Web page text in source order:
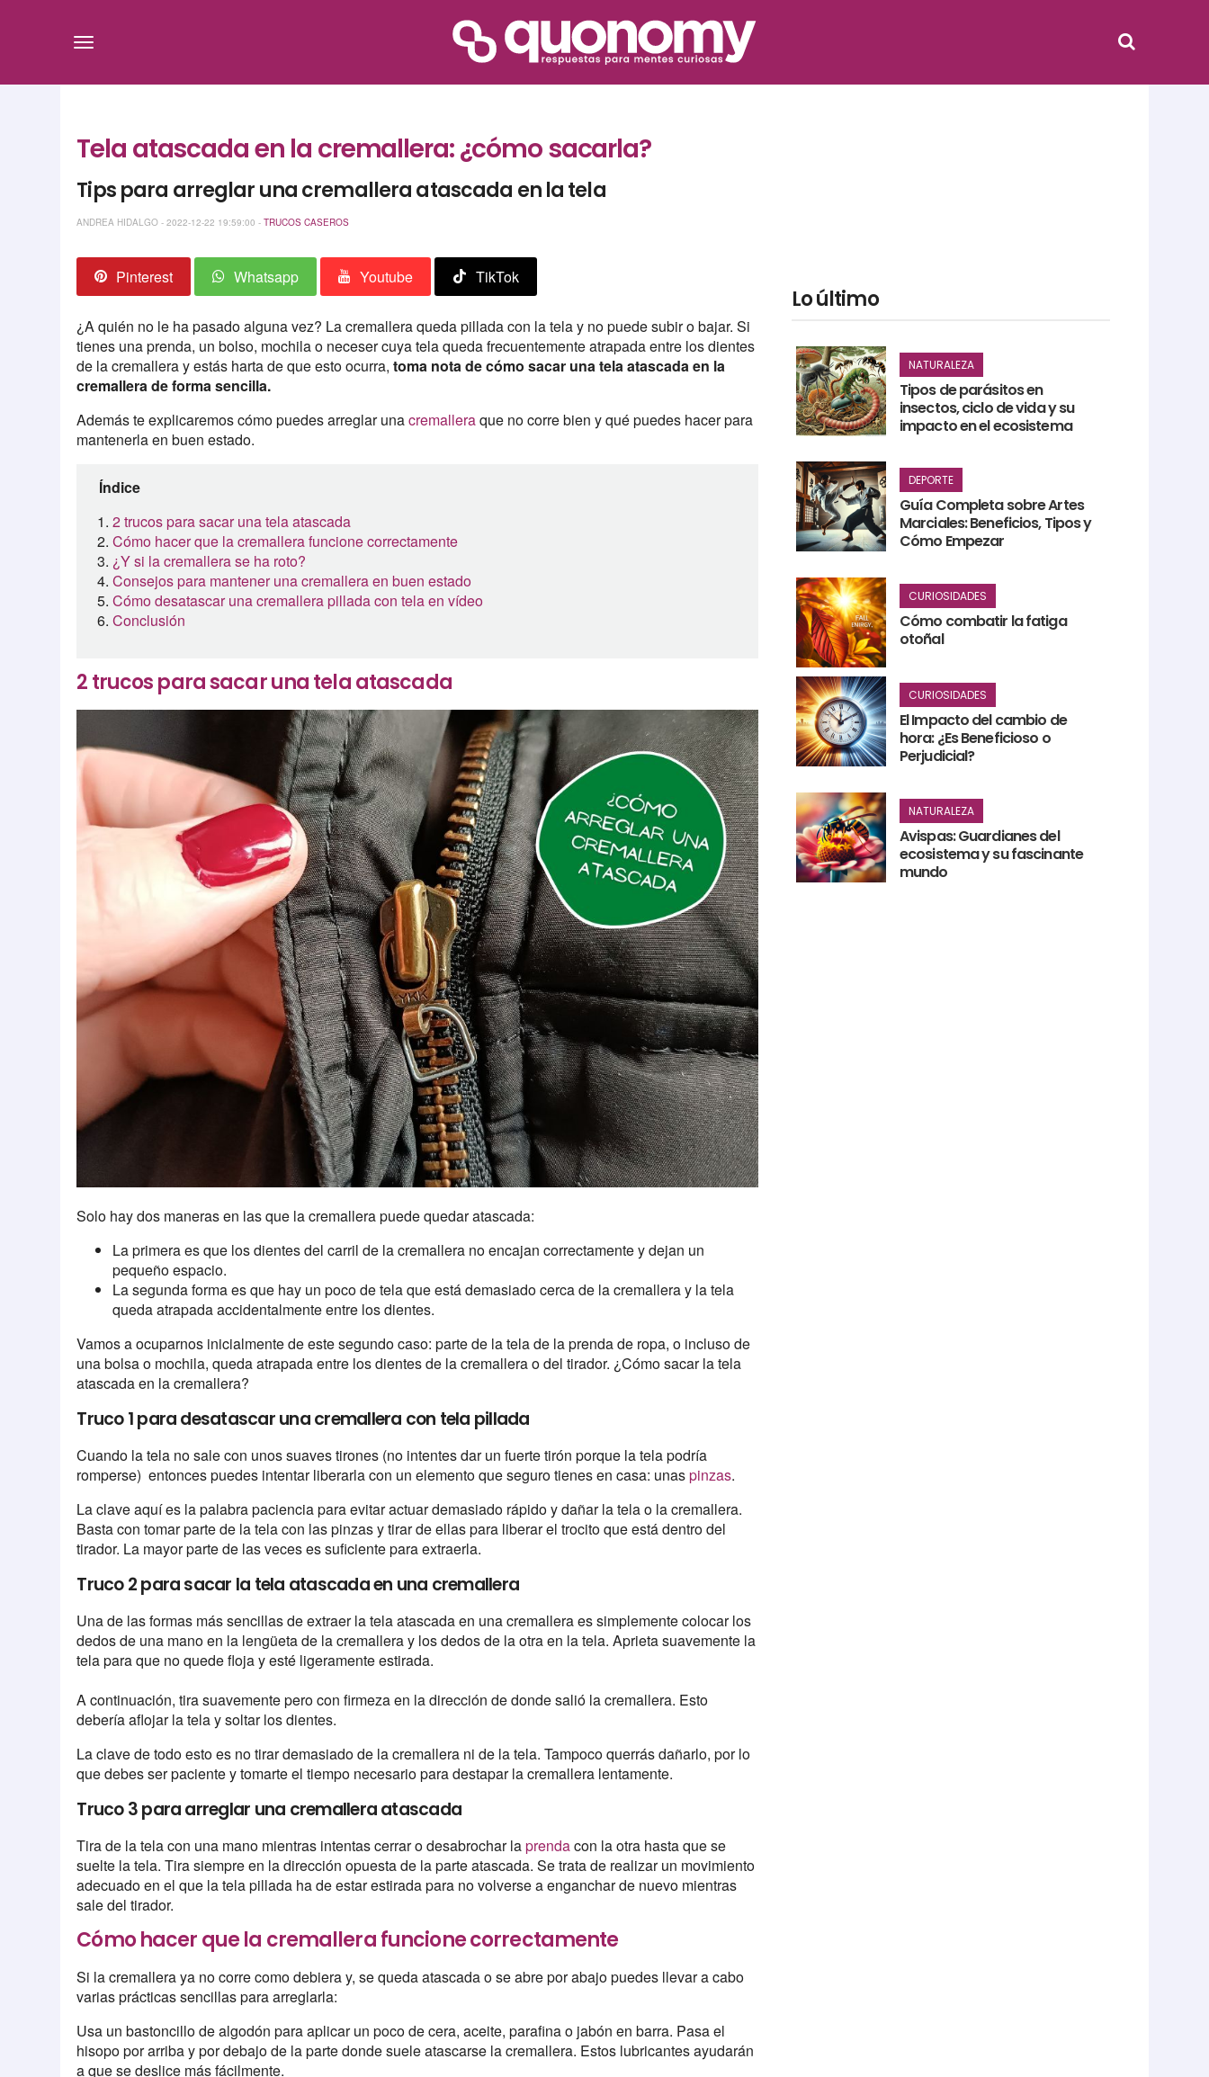
Tela atascada en la cremallera: ¿cómo sacarla?
Tips para arreglar una cremallera atascada en la tela
ANDREA HIDALGO - 2022-12-22 19:59:00 -TRUCOS CASEROS
Pinterest Whatsapp Youtube TikTok
¿A quién no le ha pasado alguna vez? La cremallera queda pillada con la tela y no puede subir o bajar. Si
tienes una prenda, un bolso, mochila o neceser cuya tela queda frecuentemente atrapada entre los dientes
de la cremallera y estás harta de que esto ocurra,toma nota de cómo sacar una tela atascada en la
cremallera de forma sencilla.
Además te explicaremos cómo puedes arreglar unacremalleraque no corre bien y qué puedes hacer para
mantenerla en buen estado.
Índice
2 trucos para sacar una tela atascada
Cómo hacer que la cremallera funcione correctamente
¿Y si la cremallera se ha roto?
Consejos para mantener una cremallera en buen estado
Cómo desatascar una cremallera pillada con tela en vídeo
Conclusión
2 trucos para sacar una tela atascada
Solo hay dos maneras en las que la cremallera puede quedar atascada:
La primera es que los dientes del carril de la cremallera no encajan correctamente y dejan un
pequeño espacio.
La segunda forma es que hay un poco de tela que está demasiado cerca de la cremallera y la tela
queda atrapada accidentalmente entre los dientes.
Vamos a ocuparnos inicialmente de este segundo caso: parte de la tela de la prenda de ropa, o incluso de
una bolsa o mochila, queda atrapada entre los dientes de la cremallera o del tirador. ¿Cómo sacar la tela
atascada en la cremallera?
Truco 1 para desatascar una cremallera con tela pillada
Cuando la tela no sale con unos suaves tirones (no intentes dar un fuerte tirón porque la tela podría
romperse) entonces puedes intentar liberarla con un elemento que seguro tienes en casa: unaspinzas.
La clave aquí es la palabra paciencia para evitar actuar demasiado rápido y dañar la tela o la cremallera.
Basta con tomar parte de la tela con las pinzas y tirar de ellas para liberar el trocito que está dentro del
tirador. La mayor parte de las veces es suficiente para extraerla.
Truco 2 para sacar la tela atascada en una cremallera
Una de las formas más sencillas de extraer la tela atascada en una cremallera es simplemente colocar los
dedos de una mano en la lengüeta de la cremallera y los dedos de la otra en la tela. Aprieta suavemente la
tela para que no quede floja y esté ligeramente estirada.
A continuación, tira suavemente pero con firmeza en la dirección de donde salió la cremallera. Esto
debería aflojar la tela y soltar los dientes.
La clave de todo esto es no tirar demasiado de la cremallera ni de la tela. Tampoco querrás dañarlo, por lo
que debes ser paciente y tomarte el tiempo necesario para destapar la cremallera lentamente.
Truco 3 para arreglar una cremallera atascada
Tira de la tela con una mano mientras intentas cerrar o desabrochar laprendacon la otra hasta que se
suelte la tela. Tira siempre en la dirección opuesta de la parte atascada. Se trata de realizar un movimiento
adecuado en el que la tela pillada ha de estar estirada para no volverse a enganchar de nuevo mientras
sale del tirador.
Cómo hacer que la cremallera funcione correctamente
Si la cremallera ya no corre como debiera y, se queda atascada o se abre por abajo puedes llevar a cabo
varias prácticas sencillas para arreglarla:
Usa un bastoncillo de algodón para aplicar un poco de cera, aceite, parafina o jabón en barra. Pasa el
hisopo por arriba y por debajo de la parte donde suele atascarse la cremallera. Estos lubricantes ayudarán
a que se deslice más fácilmente.
Lo último
NATURALEZA
Tipos de parásitos en
insectos, ciclo de vida y su
impacto en el ecosistema
DEPORTE
Guía Completa sobre Artes
Marciales: Beneficios, Tipos y
Cómo Empezar
CURIOSIDADES
Cómo combatir la fatiga
otoñal
CURIOSIDADES
El Impacto del cambio de
hora: ¿Es Beneficioso o
Perjudicial?
NATURALEZA
Avispas: Guardianes del
ecosistema y su fascinante
mundo